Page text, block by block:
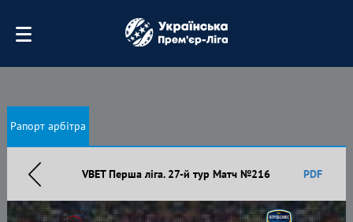
Рапорт арбітра
VBET Перша ліга. 27-й тур Матч №216 PDF